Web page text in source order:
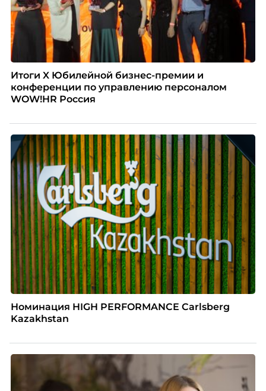
Итоги X Юбилейной бизнес-премии и
конференции по управлению персоналом
WOW!HR Россия
Номинация HIGH PERFORMANCE Carlsberg
Kazakhstan